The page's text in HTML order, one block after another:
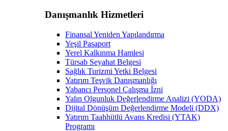
Danışmanlık Hizmetleri
Finansal Yeniden Yapılandırma
Yeşil Pasaport
Yerel Kalkınma Hamlesi
Türsab Seyahat Belgesi
Sağlık Turizmi Yetki Belgesi
Yatırım Teşvik Danışmanlığı
Yabancı Personel Çalışma İzni
Yalın Olgunluk Değerlendirme Analizi (YODA)
Dijital Dönüşüm Değerlendirme Modeli (DDX)
Yatırım Taahhütlü Avans Kredisi (YTAK)
Programı